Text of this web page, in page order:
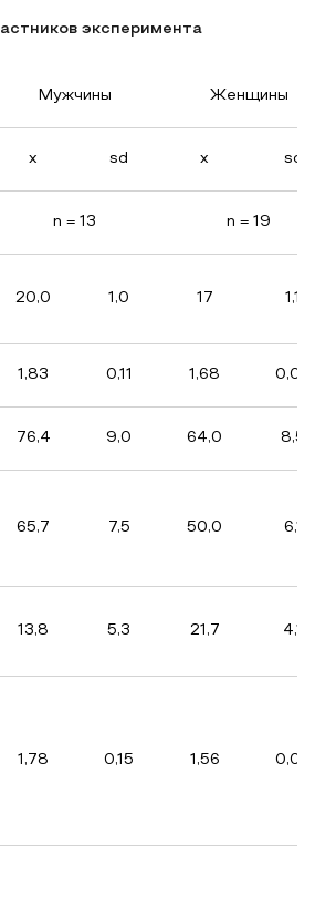
эксперимента
Мужчины Женщины
x sd x sd
n = 13 n = 19
20,0 1,0 17 1,1
1,83 0,11 1,68 0,05
76,4 9,0 64,0 8,5
65,7 7,5 50,0 6,1
13,8 5,3 21,7 4,1
1,78 0,15 1,56 0,06